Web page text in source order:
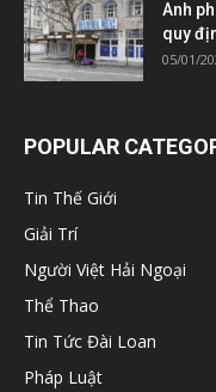
Anh
quy
05/01/
POPULAR
Tin Thế Giới
Giải Trí
Người Việt Hải Ngoại
Thể Thao
Tin Tức Đài Loan
Pháp Luật